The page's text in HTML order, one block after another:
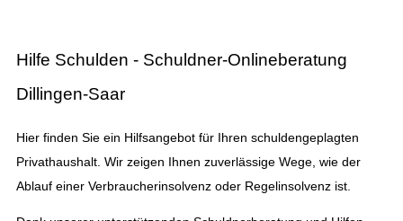
Hilfe Schulden - Schuldner-Onlineberatung
Dillingen-Saar
Hier finden Sie ein Hilfsangebot für Ihren schuldengeplagten
Privathaushalt. Wir zeigen Ihnen zuverlässige Wege, wie der
Ablauf einer Verbraucherinsolvenz oder Regelinsolvenz ist.